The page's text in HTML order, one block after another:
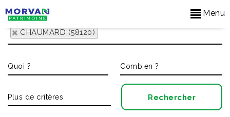
Menu
CHAUMARD (58120)